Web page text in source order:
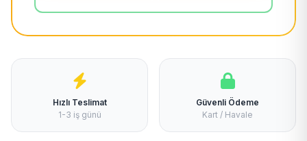
Hızlı Teslimat
1-3 iş günü
Güvenli Ödeme
Kart / Havale